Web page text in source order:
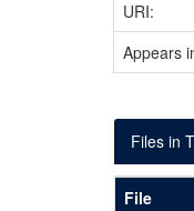
URI:
Appears
Files in
File